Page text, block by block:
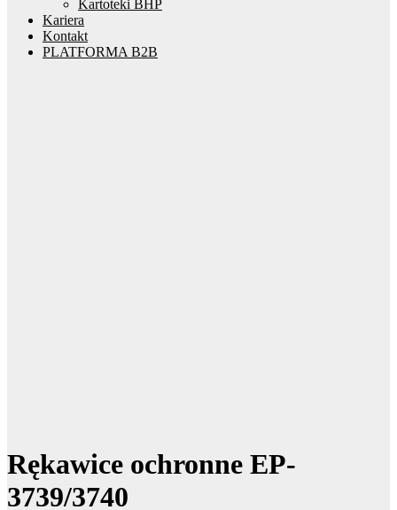
Kartoteki BHP
Kariera
Kontakt
PLATFORMA B2B
Rękawice ochronne EP-
3739/3740